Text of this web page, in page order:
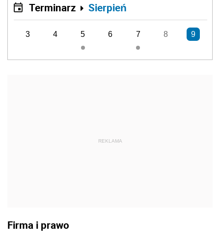
Terminarz Sierpień
3 4 5 6 7 8 9
REKLAMA
Firma i prawo